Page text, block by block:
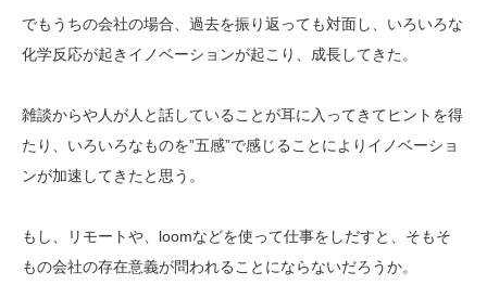
でもうちの会社の場合、過去を振り返っても対面し、いろいろな
化学反応が起きイノベーションが起こり、成長してきた。
雑談からや人が人と話していることが耳に入ってきてヒントを得
たり、いろいろなものを”五感”で感じることによりイノベーショ
ンが加速してきたと思う。
もし、リモートや、loomなどを使って仕事をしだすと、そもそ
もの会社の存在意義が問われることにならないだろうか。